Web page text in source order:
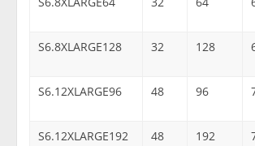
S6.8XLARGE128 32 128
S6.12XLARGE96 48 96
S6.12XLARGE192 48 192